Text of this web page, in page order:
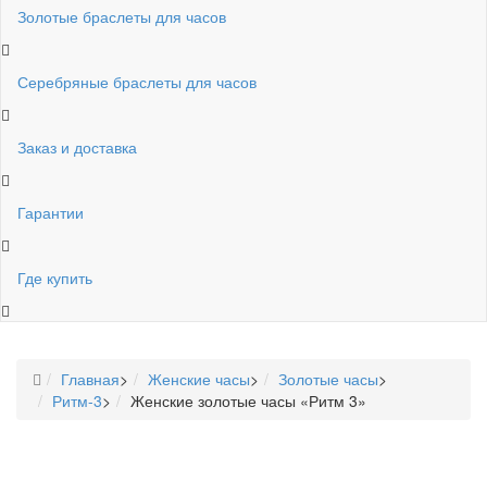
Золотые браслеты для часов
Серебряные браслеты для часов
Заказ и доставка
Гарантии
Где купить
Главная> Женские часы> Золотые часы>
Ритм-3> Женские золотые часы «Ритм 3»